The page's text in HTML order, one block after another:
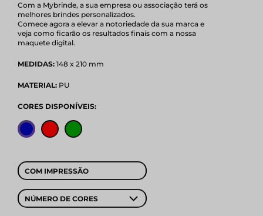
Com a Mybrinde, a sua empresa ou associação terá os
melhores brindes personalizados.
Comece agora a elevar a notoriedade da sua marca e
veja como ficarão os resultados finais com a nossa
maquete digital.
MEDIDAS: 148 x 210 mm
MATERIAL: PU
CORES DISPONÍVEIS:
COM IMPRESSÃO
NÚMERO DE CORES